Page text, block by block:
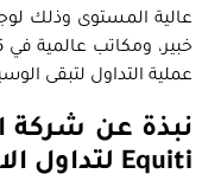
عملية التداول لتبقى
نبذة عن شركة
Equiti لتداول الاسواق المالية